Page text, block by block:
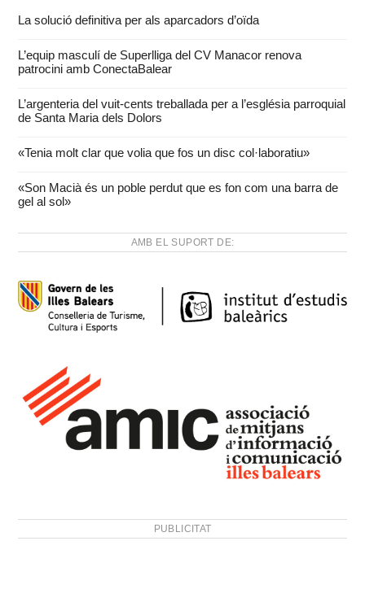
La solució definitiva per als aparcadors d’oïda
L’equip masculí de Superlliga del CV Manacor renova
patrocini amb ConectaBalear
L’argenteria del vuit-cents treballada per a l’església parroquial
de Santa Maria dels Dolors
«Tenia molt clar que volia que fos un disc col·laboratiu»
«Son Macià és un poble perdut que es fon com una barra de
gel al sol»
AMB EL SUPORT DE:
PUBLICITAT